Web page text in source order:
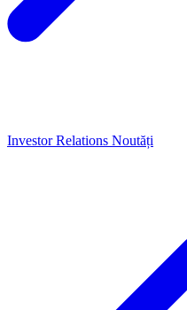
Investor Relations Noutăți